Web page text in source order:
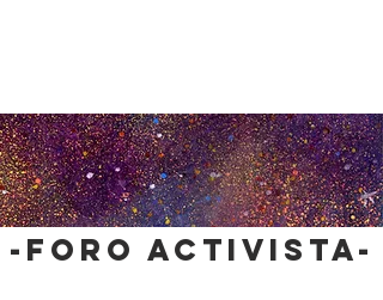
-foro activista-